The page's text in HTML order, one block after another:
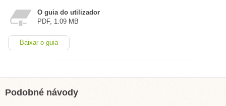
O guia do utilizador
PDF, 1.09 MB
Baixar o guia
Podobné návody